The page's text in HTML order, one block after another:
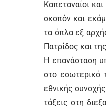
Καπεταναίοι
σκοπόν και
τα όπλα εξ
Πατρίδος και
Η επανάσταση
στο εσωτερικό
εθνικής
τάξεις στη